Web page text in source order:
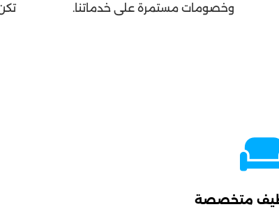
وخصومات مستمرة على خدماتنا.
متخصصة